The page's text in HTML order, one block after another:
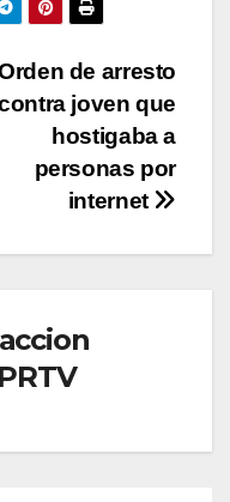
de arresto
joven que
hostigaba a
personas por
internet